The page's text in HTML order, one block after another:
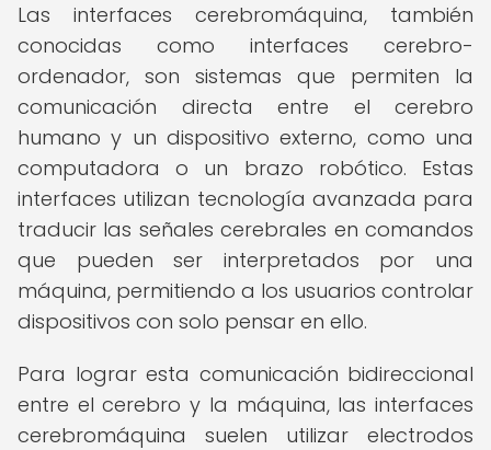
Las interfaces cerebromáquina, también
conocidas como interfaces cerebro-
ordenador, son sistemas que permiten la
comunicación directa entre el cerebro
humano y un dispositivo externo, como una
computadora o un brazo robótico. Estas
interfaces utilizan tecnología avanzada para
traducir las señales cerebrales en comandos
que pueden ser interpretados por una
máquina, permitiendo a los usuarios controlar
dispositivos con solo pensar en ello.
Para lograr esta comunicación bidireccional
entre el cerebro y la máquina, las interfaces
cerebromáquina suelen utilizar electrodos